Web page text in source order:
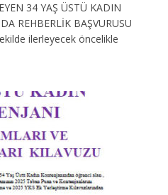
34 YAŞ ÜSTÜ KADIN
REHBERLİK BAŞVURUSU
ilerleyecek öncelikle